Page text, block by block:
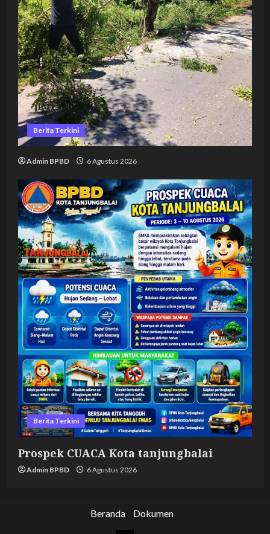
Berita Terkini
Admin BPBD 6 Agustus 2026
Berita Terkini
Prospek CUACA Kota tanjungbalai
Admin BPBD 6 Agustus 2026
Beranda Dokumen